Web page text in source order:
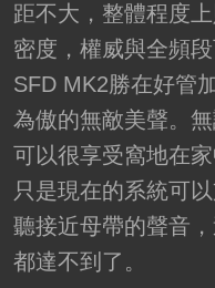
距不大，整體程度
密度，權威與全頻
SFD MK2勝在好管
為傲的無敵美聲。
可以很享受窩地在
只是現在的系統可
聽接近母帶的聲音
都達不到了。